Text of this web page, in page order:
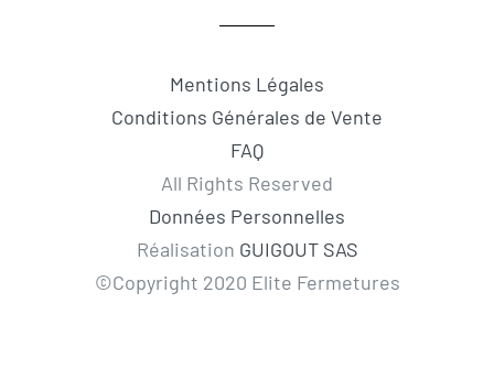
Mentions Légales
Conditions Générales de Vente
FAQ
All Rights Reserved
Données Personnelles
Réalisation GUIGOUT SAS
©Copyright 2020 Elite Fermetures